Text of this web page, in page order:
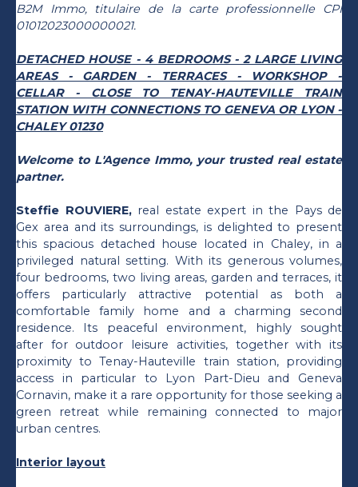
B2M Immo, titulaire de la carte professionnelle CPI
01012023000000021.
DETACHED HOUSE - 4 BEDROOMS - 2 LARGE LIVING
AREAS - GARDEN - TERRACES - WORKSHOP -
CELLAR - CLOSE TO TENAY-HAUTEVILLE TRAIN
STATION WITH CONNECTIONS TO GENEVA OR LYON -
CHALEY 01230
Welcome to L'Agence Immo, your trusted real estate
partner.
Steffie ROUVIERE,real estate expert in the Pays de
Gex area and its surroundings, is delighted to present
this spacious detached house located in Chaley, in a
privileged natural setting. With its generous volumes,
four bedrooms, two living areas, garden and terraces, it
offers particularly attractive potential as both a
comfortable family home and a charming second
residence. Its peaceful environment, highly sought
after for outdoor leisure activities, together with its
proximity to Tenay-Hauteville train station, providing
access in particular to Lyon Part-Dieu and Geneva
Cornavin, make it a rare opportunity for those seeking a
green retreat while remaining connected to major
urban centres.
Interior layout